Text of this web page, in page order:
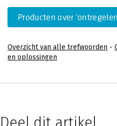
Producten over
Overzicht van alle trefwoorden -
en oplossingen